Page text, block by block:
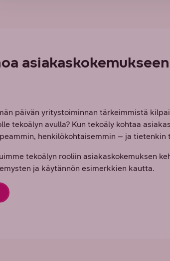
päivän yritystoiminnan tärkeimmistä
tekoälyn avulla? Kun tekoäly kohtaa
henkilökohtaisemmin – ja tietenkin
tekoälyn rooliin asiakaskokemuksen
ja käytännön esimerkkien kautta.